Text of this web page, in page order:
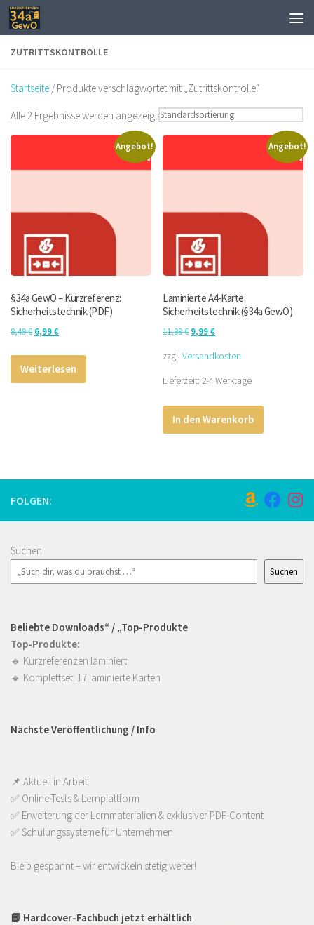
Zum Inhalt springen
ZUTRITTSKONTROLLE
Startseite / Produkte verschlagwortet mit „Zutrittskontrolle“
Alle 2 Ergebnisse werden angezeigt
Angebot!
§34a GewO – Kurzreferenz:
Sicherheitstechnik (PDF)
8,49€ Ursprünglicher
war:
8,49 €
6,99€Aktueller
ist:
6,99 €.
Weiterlesen
Angebot!
Laminierte A4-Karte:
Sicherheitstechnik (§34a GewO)
11,99€ Ursprünglicher
11,99 €
9,99€Aktueller
9,99 €.
zzgl.Versandkosten
Lieferzeit:2-4 Werktage
In den Warenkorb
FOLGEN:
Suchen
Suchen
Beliebte Downloads“ / „Top-Produkte
Top-Produkte:
🔹 Kurzreferenzen laminiert
🔹 Komplettset: 17 laminierte Karten
Nächste Veröffentlichung / Info
📌 Aktuell in Arbeit:
✅ Online-Tests & Lernplattform
✅ Erweiterung der Lernmaterialien & exklusiver PDF-Content
✅ Schulungssysteme für Unternehmen
Bleib gespannt – wir entwickeln stetig weiter!
📘 Hardcover-Fachbuch jetzt erhältlich